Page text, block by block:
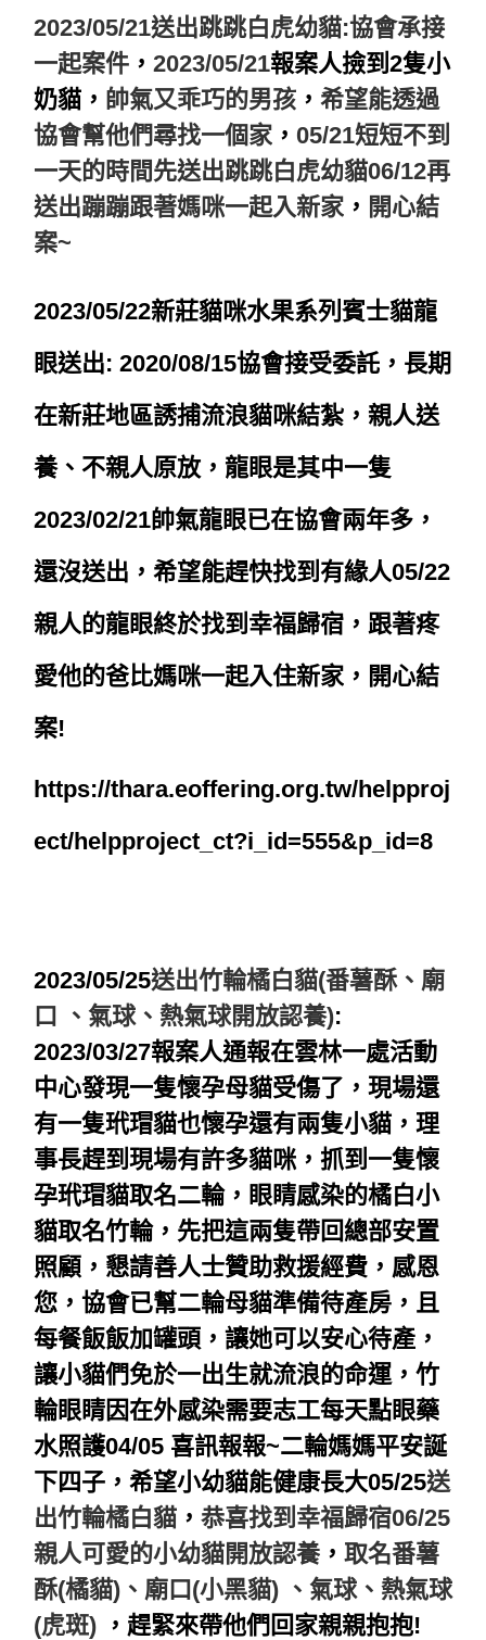
2023/05/21送出跳跳白虎幼貓:協會承接
一起案件 ， 2023/05/21報案人撿到2隻小
奶貓 ， 帥氣又乖巧的男孩 ， 希望能透過
協會幫他們尋找一個家 ， 05/21短短不到
一天的時間先送出跳跳白虎幼貓06/12再
送出蹦蹦跟著媽咪一起入新家 ， 開心結
案~
2023/05/22新莊貓咪水果系列賓士貓龍
眼送出: 2020/08/15協會接受委託，長期
在新莊地區誘捕流浪貓咪結紮，親人送
養、不親人原放，龍眼是其中一隻
2023/02/21帥氣龍眼已在協會兩年多，
還沒送出，希望能趕快找到有緣人05/22
親人的龍眼終於找到幸福歸宿 ， 跟著疼
愛他的爸比媽咪一起入住新家 ， 開心結
案!
https://thara.eoffering.org.tw/helpproj
ect/helpproject_ct?i_id=555&p_id=8
2023/05/25送出竹輪橘白貓(番薯酥、廟
口 、氣球、熱氣球開放認養):
2023/03/27報案人通報在雲林一處活動
中心發現一隻懷孕母貓受傷了，現場還
有一隻玳瑁貓也懷孕還有兩隻小貓，理
事長趕到現場有許多貓咪，抓到一隻懷
孕玳瑁貓取名二輪，眼睛感染的橘白小
貓取名竹輪，先把這兩隻帶回總部安置
照顧，懇請善人士贊助救援經費，感恩
您， 協會已幫二輪母貓準備待產房，且
每餐飯飯加罐頭，讓她可以安心待產，
讓小貓們免於一出生就流浪的命運， 竹
輪眼睛因在外感染需要志工每天點眼藥
水照護04/05 喜訊報報~二輪媽媽平安誕
下四子，希望小幼貓能健康長大05/25送
出竹輪橘白貓 ， 恭喜找到幸福歸宿06/25
親人可愛的小幼貓開放認養 ， 取名番薯
酥(橘貓)、廟口(小黑貓) 、氣球、熱氣球
(虎斑) ，趕緊來帶他們回家親親抱抱!